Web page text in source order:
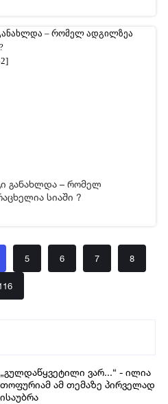
განახლდა – რომელ
სიაში ?
5 6 7 8
„გულდაწყვეტილი ვარ...“ - ილია
თოფურიამ ამ თემაზე პირველად
ისაუბრა